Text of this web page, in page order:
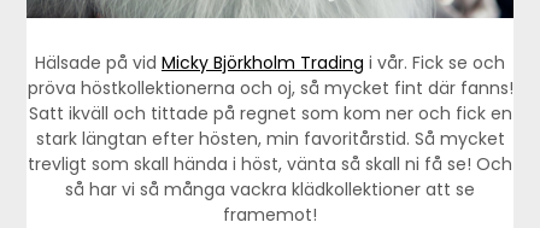
Hälsade på vid Micky Björkholm Trading i vår. Fick se och
pröva höstkollektionerna och oj, så mycket fint där fanns!
Satt ikväll och tittade på regnet som kom ner och fick en
stark längtan efter hösten, min favoritårstid. Så mycket
trevligt som skall hända i höst, vänta så skall ni få se! Och
så har vi så många vackra klädkollektioner att se
framemot!